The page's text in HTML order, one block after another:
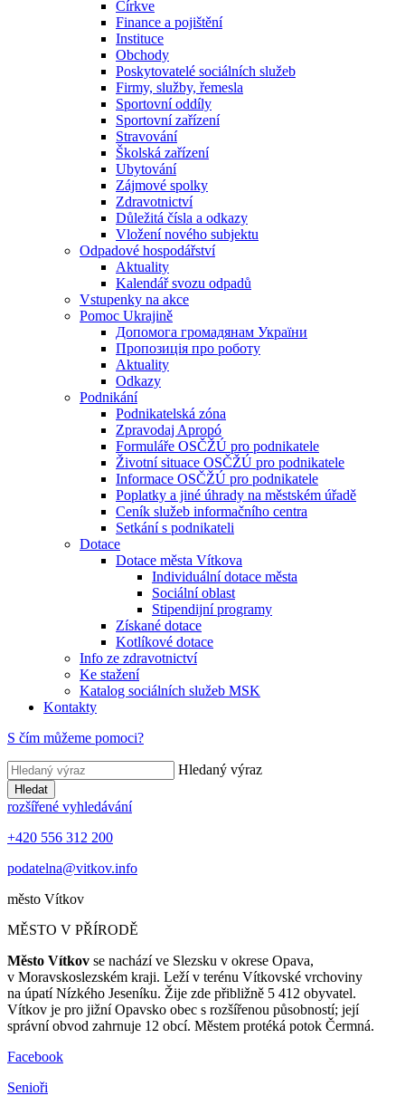
Církve
Finance a pojištění
Instituce
Obchody
Poskytovatelé sociálních služeb
Firmy, služby, řemesla
Sportovní oddíly
Sportovní zařízení
Stravování
Školská zařízení
Ubytování
Zájmové spolky
Zdravotnictví
Důležitá čísla a odkazy
Vložení nového subjektu
Odpadové hospodářství
Aktuality
Kalendář svozu odpadů
Vstupenky na akce
Pomoc Ukrajině
Допомога громадянам України
Пропозиція про роботу
Aktuality
Odkazy
Podnikání
Podnikatelská zóna
Zpravodaj Apropó
Formuláře OSČŽÚ pro podnikatele
Životní situace OSČŽÚ pro podnikatele
Informace OSČŽÚ pro podnikatele
Poplatky a jiné úhrady na městském úřadě
Ceník služeb informačního centra
Setkání s podnikateli
Dotace
Dotace města Vítkova
Individuální dotace města
Sociální oblast
Stipendijní programy
Získané dotace
Kotlíkové dotace
Info ze zdravotnictví
Ke stažení
Katalog sociálních služeb MSK
Kontakty
S čím můžeme pomoci?
Hledaný výraz
Hledat
rozšířené vyhledávání
+420 556 312 200
podatelna@vitkov.info
město Vítkov
MĚSTO V PŘÍRODĚ
Město Vítkov se nachází ve Slezsku v okrese Opava,
v Moravskoslezském kraji. Leží v terénu Vítkovské vrchoviny
na úpatí Nízkého Jeseníku. Žije zde přibližně 5 412 obyvatel.
Vítkov je pro jižní Opavsko obec s rozšířenou působností; její
správní obvod zahrnuje 12 obcí. Městem protéká potok Čermná.
Facebook
Senioři